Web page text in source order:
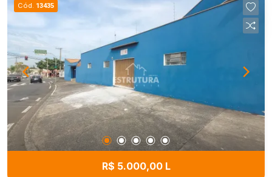
Cód. 13435
R$ 5.000,00 L